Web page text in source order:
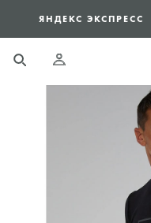
ЯНДЕКС ЭКСПРЕСС